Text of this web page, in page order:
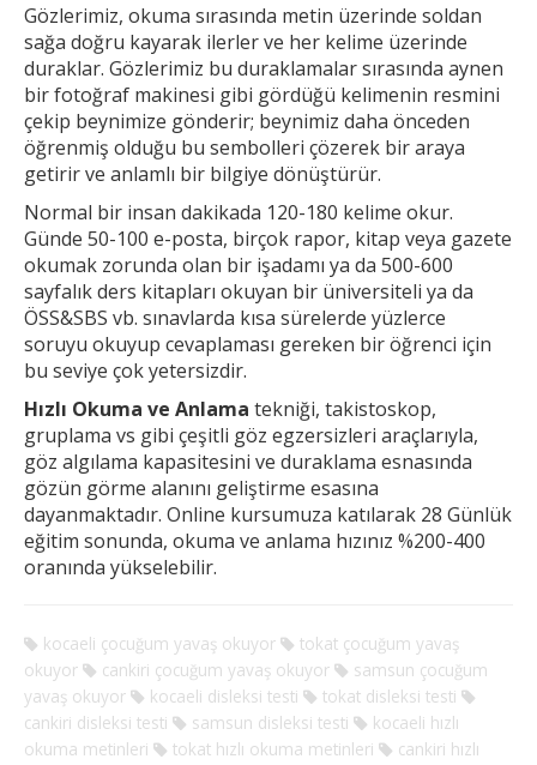
Gözlerimiz, okuma sırasında metin üzerinde soldan
sağa doğru kayarak ilerler ve her kelime üzerinde
duraklar. Gözlerimiz bu duraklamalar sırasında aynen
bir fotoğraf makinesi gibi gördüğü kelimenin resmini
çekip beynimize gönderir; beynimiz daha önceden
öğrenmiş olduğu bu sembolleri çözerek bir araya
getirir ve anlamlı bir bilgiye dönüştürür.
Normal bir insan dakikada 120-180 kelime okur.
Günde 50-100 e-posta, birçok rapor, kitap veya gazete
okumak zorunda olan bir işadamı ya da 500-600
sayfalık ders kitapları okuyan bir üniversiteli ya da
ÖSS&SBS vb. sınavlarda kısa sürelerde yüzlerce
soruyu okuyup cevaplaması gereken bir öğrenci için
bu seviye çok yetersizdir.
Hızlı Okuma ve Anlama tekniği, takistoskop,
gruplama vs gibi çeşitli göz egzersizleri araçlarıyla,
göz algılama kapasitesini ve duraklama esnasında
gözün görme alanını geliştirme esasına
dayanmaktadır. Online kursumuza katılarak 28 Günlük
eğitim sonunda, okuma ve anlama hızınız %200-400
oranında yükselebilir.
kocaeli çocuğum yavaş okuyor
tokat çocuğum yavaş
okuyor
cankiri çocuğum yavaş okuyor
samsun çocuğum
yavaş okuyor
kocaeli disleksi testi
tokat disleksi testi
cankiri disleksi testi
samsun disleksi testi
kocaeli hızlı
okuma metinleri
tokat hızlı okuma metinleri
cankiri hızlı